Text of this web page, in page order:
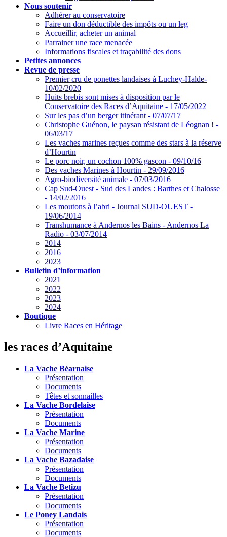
Nous soutenir
Adhérer au conservatoire
Faire un don déductible des impôts ou un leg
Accueillir, acheter un animal
Parrainer une race menacée
Informations fiscales et traçabilité des dons
Petites annonces
Revue de presse
Premier cru de ponettes landaises à Luchey-Halde-
10/02/2020
Huits brebis sont mises à disposition par le
Conservatoire des Races d’Aquitaine - 17/05/2022
Sur les pas d’un berger itinérant - 07/07/17
Christophe Guénon, le paysan résistant de Léognan ! -
06/03/17
Les vaches marines reçues comme des stars à la réserve
d’Hourtin
Le porc noir, un cochon 100% gascon - 09/10/16
Des vaches Marines à Hourtin - 29/09/2016
Agro-biodiversité animale - 07/03/2016
Cap Sud-Ouest - Sud des Landes : Barthes et Chalosse
- 14/02/2016
Les moutons à l’abri - Journal SUD-OUEST -
19/06/2014
Transhumance à Andernos les Bains - Andernos La
Radio - 03/07/2014
2014
2016
2023
Bulletin d’information
2021
2022
2023
2024
Boutique
Livre Races en Héritage
les races d’Aquitaine
La Vache Béarnaise
Présentation
Documents
Têtes et sonnailles
La Vache Bordelaise
Présentation
Documents
La Vache Marine
Présentation
Documents
La Vache Bazadaise
Présentation
Documents
La Vache Betizu
Présentation
Documents
Le Poney Landais
Présentation
Documents